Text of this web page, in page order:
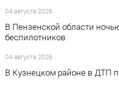
04 августа 2026
В Пензенской области
беспилотников
04 августа 2026
В Кузнецком районе в ДТП